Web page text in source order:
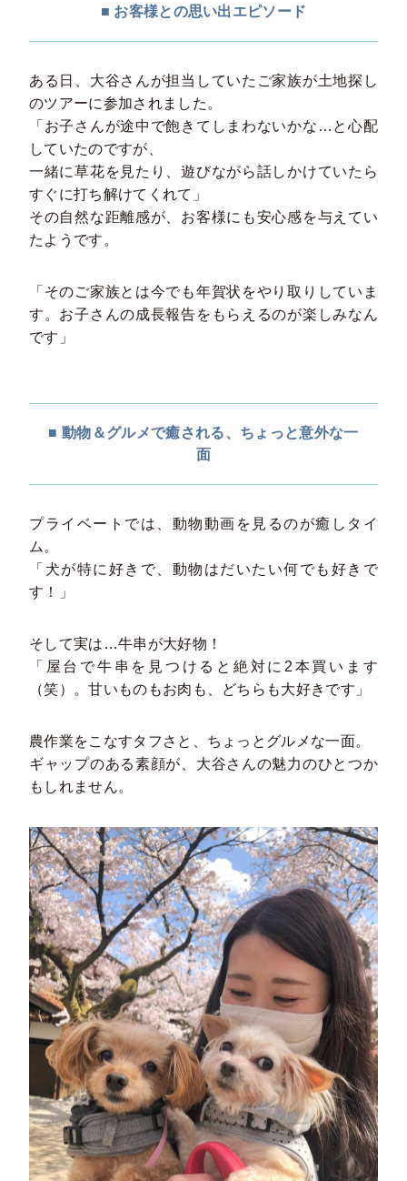
■ お客様との思い出エピソード
ある日、大谷さんが担当していたご家族が土地探し
のツアーに参加されました。
「お子さんが途中で飽きてしまわないかな…と心配
していたのですが、
一緒に草花を見たり、遊びながら話しかけていたら
すぐに打ち解けてくれて」
その自然な距離感が、お客様にも安心感を与えてい
たようです。
「そのご家族とは今でも年賀状をやり取りしていま
す。お子さんの成長報告をもらえるのが楽しみなん
です」
■ 動物＆グルメで癒される、ちょっと意外な一
面
プライベートでは、動物動画を見るのが癒しタイ
ム。
「犬が特に好きで、動物はだいたい何でも好きで
す！」
そして実は…牛串が大好物！
「屋台で牛串を見つけると絶対に2本買います
（笑）。甘いものもお肉も、どちらも大好きです」
農作業をこなすタフさと、ちょっとグルメな一面。
ギャップのある素顔が、大谷さんの魅力のひとつか
もしれません。